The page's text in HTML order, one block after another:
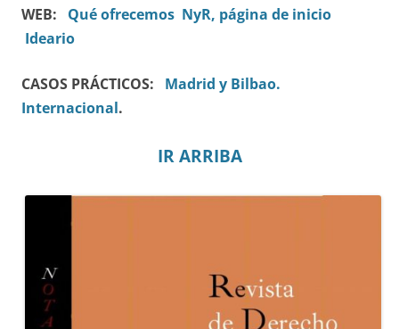
WEB: Qué ofrecemos NyR, página de inicio
Ideario
CASOS PRÁCTICOS: Madrid y Bilbao.
Internacional.
IR ARRIBA